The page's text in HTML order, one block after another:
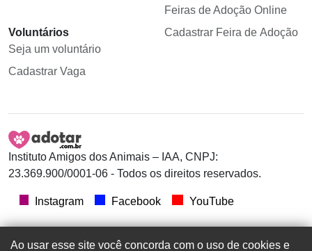
Voluntários
Seja um voluntário
Cadastrar Vaga
Feiras de Adoção Online
Cadastrar Feira de Adoção
Instituto Amigos dos Animais – IAA, CNPJ:
23.369.900/0001-06 - Todos os direitos reservados.
Instagram Facebook YouTube
Ao usar esse site você concorda com o uso de cookies e